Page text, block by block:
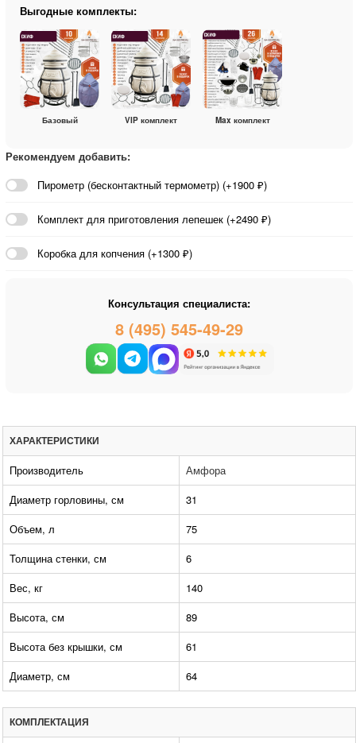
Выгодные комплекты:
Базовый VIP комплект Max комплект
Рекомендуем добавить:
Пирометр (бесконтактный термометр) (+1900 ₽)
Комплект для приготовления лепешек (+2490 ₽)
Коробка для копчения (+1300 ₽)
Консультация специалиста:
8 (495) 545-49-29
ХАРАКТЕРИСТИКИ
Производитель
Амфора
Диаметр горловины, см
31
Объем, л
75
Толщина стенки, см
6
Вес, кг
140
Высота, см
89
Высота без крышки, см
61
Диаметр, см
64
КОМПЛЕКТАЦИЯ